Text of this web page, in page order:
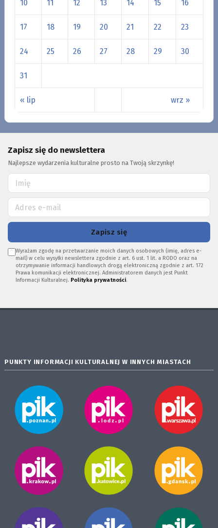
« lip wrz »
10 11 12 13 14 15 16
17 18 19 20 21 22 23
24 25 26 27 28 29 30
31
Zapisz się do newslettera
Najlepsze wydarzenia kulturalne prosto na Twoją skrzynkę!
Zapisz się
Wyrażam zgodę na przetwarzanie moich danych osobowych (imię, adres e-
mail) w celu wysyłki newslettera zgodnie z art. 6 ust. 1 lit. a RODO oraz na
otrzymywanie informacji handlowych drogą elektroniczną zgodnie z art. 172
Prawa komunikacji elektronicznej. Administratorem danych jest Punkt
Informacji Kulturalnej. Polityka prywatności.
PUNKTY INFORMACJI KULTURALNEJ W INNYCH MIASTACH